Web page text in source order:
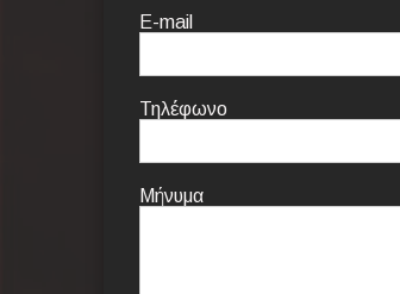
E-mail
Τηλέφωνο
Μήνυμα